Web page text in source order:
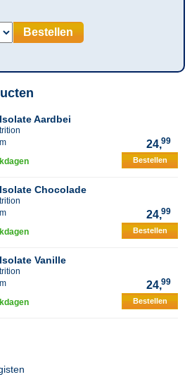
Bestellen
Aardbei
24,99
Bestellen
Chocolade
24,99
Bestellen
Vanille
24,99
Bestellen